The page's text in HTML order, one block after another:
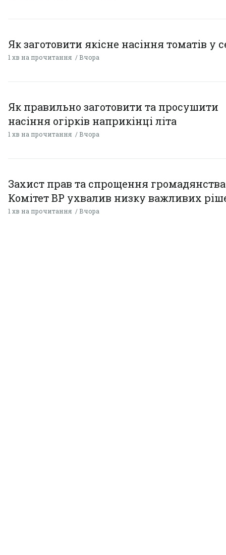
Як заготовити якісне насіння томатів у
1 хв на прочитання Вчора
Як правильно заготовити та просушити
насіння огірків наприкінці літа
1 хв на прочитання Вчора
Захист прав та спрощення
Комітет ВР ухвалив низку важливих
1 хв на прочитання Вчора